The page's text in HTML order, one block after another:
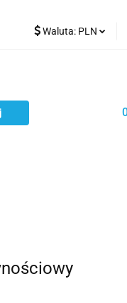
Waluta: PLN
Karmienie